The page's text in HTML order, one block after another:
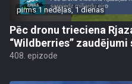
pirms 1 nedēļas, 1 dienas
Pēc dronu trieciena
“Wildberries”
408. epizode